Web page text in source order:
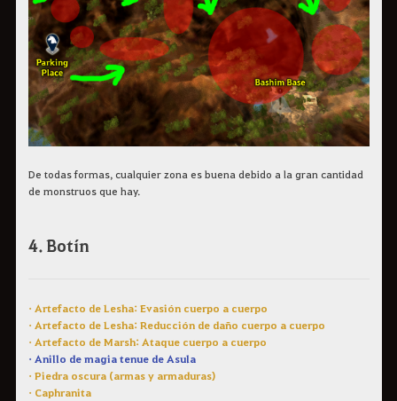
De todas formas, cualquier zona es buena debido a la gran cantidad
de monstruos que hay.
4. Botín
• Artefacto de Lesha: Evasión cuerpo a cuerpo
• Artefacto de Lesha: Reducción de daño cuerpo a cuerpo
• Artefacto de Marsh: Ataque cuerpo a cuerpo
• Anillo de magia tenue de Asula
• Piedra oscura (armas y armaduras)
• Caphranita